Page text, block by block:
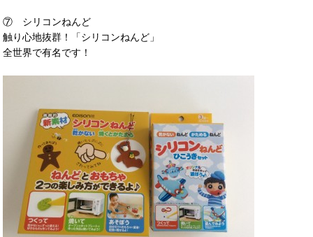
⑦ シリコンねんど
触り心地抜群！「シリコンねんど」
全世界で有名です！